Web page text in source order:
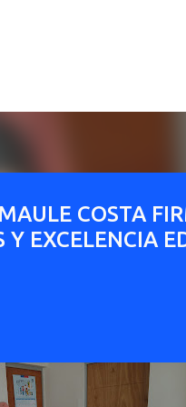
COSTA
EXCELENCIA